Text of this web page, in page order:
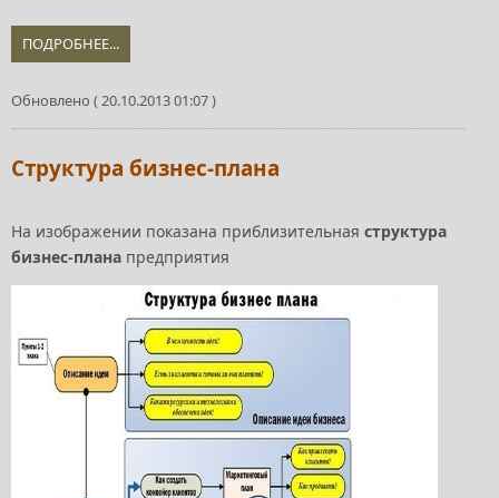
ПОДРОБНЕЕ...
Обновлено ( 20.10.2013 01:07 )
Структура бизнес-плана
На изображении показана приблизительная структура
бизнес-плана предприятия